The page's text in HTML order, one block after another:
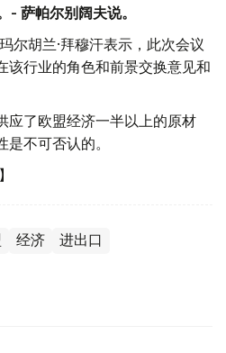
- 萨帕尔别阔夫说。
尔胡兰·拜穆汗表示，此次会议
该行业的角色和前景交换意见和
应了欧盟经济一半以上的原材
不可否认的。
经济 进出口